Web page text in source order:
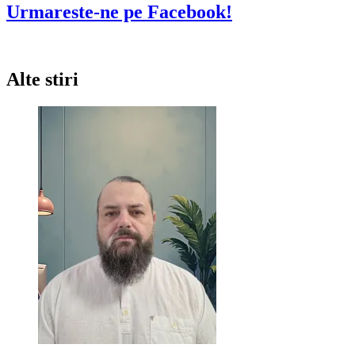
Urmareste-ne pe Facebook!
Alte stiri